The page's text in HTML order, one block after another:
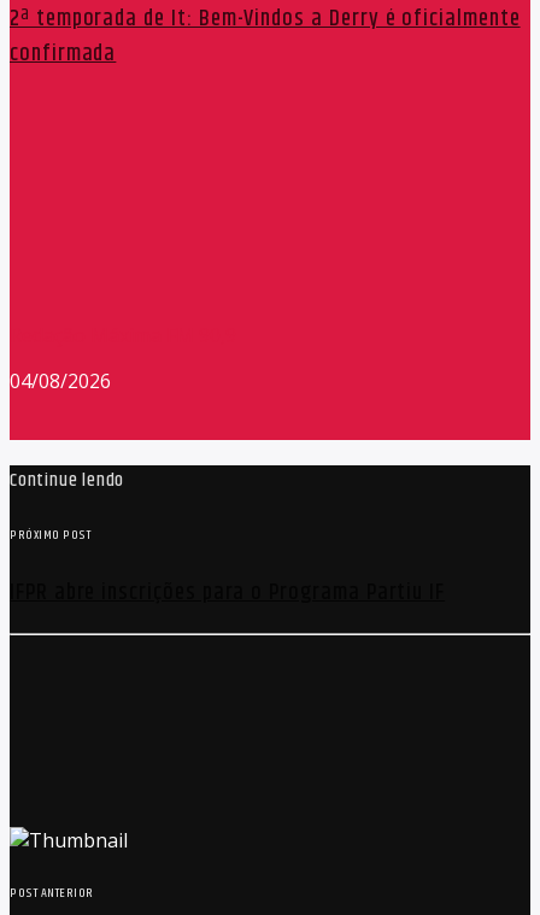
2ª temporada de It: Bem-Vindos a Derry é oficialmente
confirmada
04/08/2026
Continue lendo
PRÓXIMO POST
POST ANTERIOR